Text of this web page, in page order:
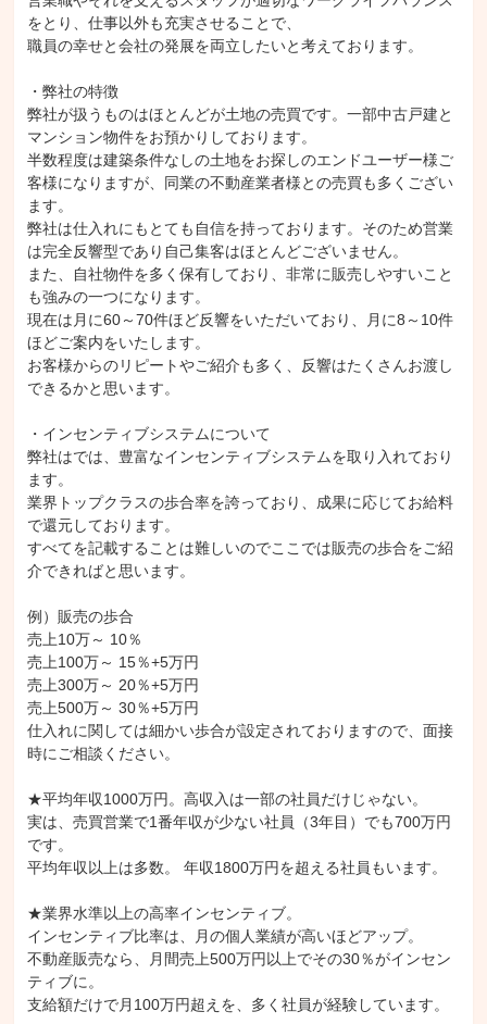
をとり、仕事以外も充実させることで、
職員の幸せと会社の発展を両立したいと考えております。
・弊社の特徴
弊社が扱うものはほとんどが土地の売買です。一部中古戸建と
マンション物件をお預かりしております。
半数程度は建築条件なしの土地をお探しのエンドユーザー様ご
客様になりますが、同業の不動産業者様との売買も多くござい
ます。
弊社は仕入れにもとても自信を持っております。そのため営業
は完全反響型であり自己集客はほとんどございません。
また、自社物件を多く保有しており、非常に販売しやすいこと
も強みの一つになります。
現在は月に60～70件ほど反響をいただいており、月に8～10件
ほどご案内をいたします。
お客様からのリピートやご紹介も多く、反響はたくさんお渡し
できるかと思います。
・インセンティブシステムについて
弊社はでは、豊富なインセンティブシステムを取り入れており
ます。
業界トップクラスの歩合率を誇っており、成果に応じてお給料
で還元しております。
すべてを記載することは難しいのでここでは販売の歩合をご紹
介できればと思います。
例）販売の歩合
売上10万～ 10％
売上100万～ 15％+5万円
売上300万～ 20％+5万円
売上500万～ 30％+5万円
仕入れに関しては細かい歩合が設定されておりますので、面接
時にご相談ください。
★平均年収1000万円。高収入は一部の社員だけじゃない。
実は、売買営業で1番年収が少ない社員（3年目）でも700万円
です。
平均年収以上は多数。 年収1800万円を超える社員もいます。
★業界水準以上の高率インセンティブ。
インセンティブ比率は、月の個人業績が高いほどアップ。
不動産販売なら、月間売上500万円以上でその30％がインセン
ティブに。
支給額だけで月100万円超えを、多く社員が経験しています。